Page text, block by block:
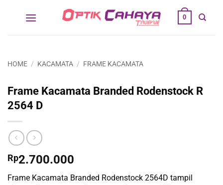
0
HOME / KACAMATA / FRAME KACAMATA
Frame Kacamata Branded Rodenstock R
2564 D
Rp2.700.000
Frame Kacamata Branded Rodenstock 2564D tampil